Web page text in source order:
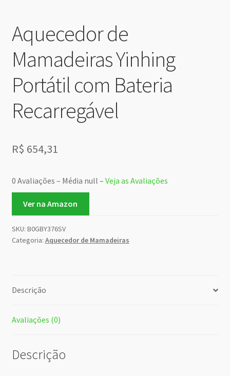
Aquecedor de
Mamadeiras Yinhing
Portátil com Bateria
Recarregável
R$ 654,31
0 Avaliações – Média null – Veja as Avaliações
Ver na Amazon
SKU: B0GBY376SV
Categoria: Aquecedor de Mamadeiras
Descrição
Avaliações (0)
Descrição